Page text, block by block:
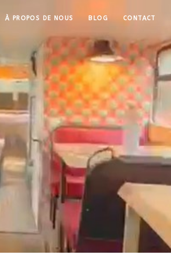
À PROPOS DE NOUS BLOG CONTACT